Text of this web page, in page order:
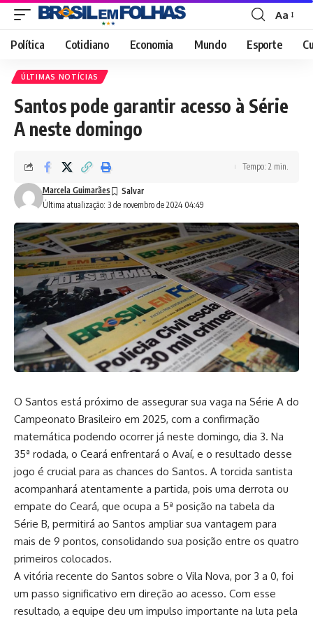
Font
Resizer
Aa
Política Cotidiano Economia Mundo Esporte
ÚLTIMAS NOTÍCIAS
Santos pode garantir acesso à Série
A neste domingo
Última atualização: 3 de novembro de 2024 04:49
Marcela Guimarães
Tempo: 2 min.
O Santos está próximo de assegurar sua vaga na Série A do
Campeonato Brasileiro em 2025, com a confirmação
matemática podendo ocorrer já neste domingo, dia 3. Na
35ª rodada, o Ceará enfrentará o Avaí, e o resultado desse
jogo é crucial para as chances do Santos. A torcida santista
acompanhará atentamente a partida, pois uma derrota ou
empate do Ceará, que ocupa a 5ª posição na tabela da
Série B, permitirá ao Santos ampliar sua vantagem para
mais de 9 pontos, consolidando sua posição entre os quatro
primeiros colocados.
A vitória recente do Santos sobre o Vila Nova, por 3 a 0, foi
um passo significativo em direção ao acesso. Com esse
resultado, a equipe deu um impulso importante na luta pela